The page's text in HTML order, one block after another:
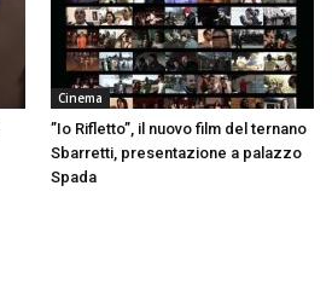
Cinema
”Io Rifletto”, il nuovo film del ternano
Sbarretti, presentazione a palazzo
Spada